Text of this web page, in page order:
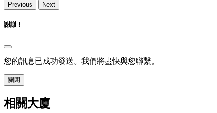
Previous Next
謝謝！
您的訊息已成功發送。我們將盡快與您聯繫。
關閉
相關大廈